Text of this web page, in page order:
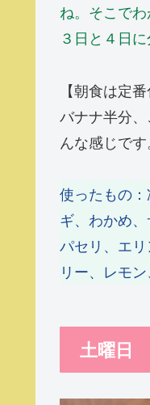
ね。そこで
３日と４日
【朝食は定
バナナ半分
んな感じで
使ったもの
ギ、わかめ
パセリ、エ
リー、レモ
土曜日